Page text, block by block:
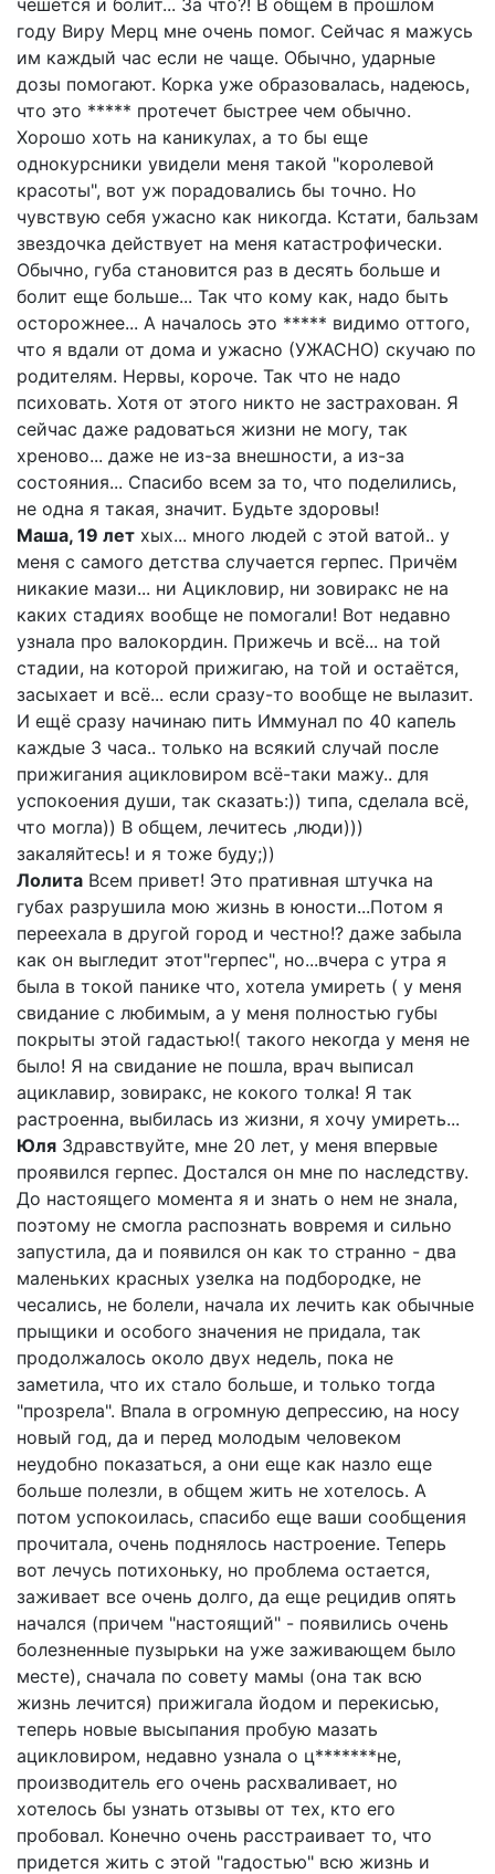
году Виру Мерц мне очень помог. Сейчас я мажусь
им каждый час если не чаще. Обычно, ударные
дозы помогают. Корка уже образовалась, надеюсь,
что это ***** протечет быстрее чем обычно.
Хорошо хоть на каникулах, а то бы еще
однокурсники увидели меня такой "королевой
красоты", вот уж порадовались бы точно. Но
чувствую себя ужасно как никогда. Кстати, бальзам
звездочка действует на меня катастрофически.
Обычно, губа становится раз в десять больше и
болит еще больше... Так что кому как, надо быть
осторожнее... А началось это ***** видимо оттого,
что я вдали от дома и ужасно (УЖАСНО) скучаю по
родителям. Нервы, короче. Так что не надо
психовать. Хотя от этого никто не застрахован. Я
сейчас даже радоваться жизни не могу, так
хреново... даже не из-за внешности, а из-за
состояния... Спасибо всем за то, что поделились,
не одна я такая, значит. Будьте здоровы!
Маша, 19 лет хых... много людей с этой ватой.. у
меня с самого детства случается герпес. Причём
никакие мази... ни Ацикловир, ни зовиракс не на
каких стадиях вообще не помогали! Вот недавно
узнала про валокордин. Прижечь и всё... на той
стадии, на которой прижигаю, на той и остаётся,
засыхает и всё... если сразу-то вообще не вылазит.
И ещё сразу начинаю пить Иммунал по 40 капель
каждые 3 часа.. только на всякий случай после
прижигания ацикловиром всё-таки мажу.. для
успокоения души, так сказать:)) типа, сделала всё,
что могла)) В общем, лечитесь ,люди)))
закаляйтесь! и я тоже буду;))
Лолита Всем привет! Это пративная штучка на
губах разрушила мою жизнь в юности...Потом я
переехала в другой город и честно!? даже забыла
как он выгледит этот"герпес", но...вчера с утра я
была в токой панике что, хотела умиреть ( у меня
свидание с любимым, а у меня полностью губы
покрыты этой гадастью!( такого некогда у меня не
было! Я на свидание не пошла, врач выписал
ациклавир, зовиракс, не кокого толка! Я так
растроенна, выбилась из жизни, я хочу умиреть...
Юля Здравствуйте, мне 20 лет, у меня впервые
проявился герпес. Достался он мне по наследству.
До настоящего момента я и знать о нем не знала,
поэтому не смогла распознать вовремя и сильно
запустила, да и появился он как то странно - два
маленьких красных узелка на подбородке, не
чесались, не болели, начала их лечить как обычные
прыщики и особого значения не придала, так
продолжалось около двух недель, пока не
заметила, что их стало больше, и только тогда
"прозрела". Впала в огромную депрессию, на носу
новый год, да и перед молодым человеком
неудобно показаться, а они еще как назло еще
больше полезли, в общем жить не хотелось. А
потом успокоилась, спасибо еще ваши сообщения
прочитала, очень поднялось настроение. Теперь
вот лечусь потихоньку, но проблема остается,
заживает все очень долго, да еще рецидив опять
начался (причем "настоящий" - появились очень
болезненные пузырьки на уже заживающем было
месте), сначала по совету мамы (она так всю
жизнь лечится) прижигала йодом и перекисью,
теперь новые высыпания пробую мазать
ацикловиром, недавно узнала о ц*******не,
производитель его очень расхваливает, но
хотелось бы узнать отзывы от тех, кто его
пробовал. Конечно очень расстраивает то, что
придется жить с этой "гадостью" всю жизнь и